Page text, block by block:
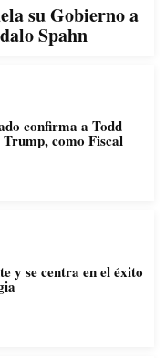
su Gobierno a
Spahn
confirma a Todd
Trump, como Fiscal
y se centra en el éxito